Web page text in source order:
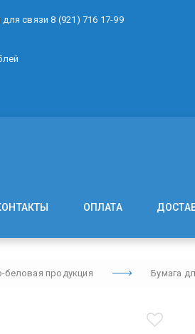
связи 8 (921) 716 17-99
ОПЛАТА
беловая продукция Бумага